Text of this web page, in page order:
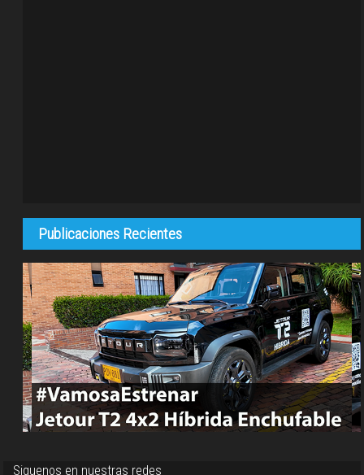
Publicaciones Recientes
Siguenos en nuestras redes